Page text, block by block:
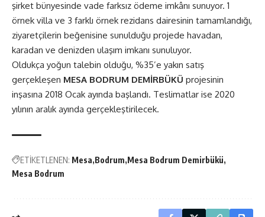
şirket bünyesinde vade farksız ödeme imkânı sunuyor. 1
örnek villa ve 3 farklı örnek rezidans dairesinin tamamlandığı,
ziyaretçilerin beğenisine sunulduğu projede havadan,
karadan ve denizden ulaşım imkanı sunuluyor.
Oldukça yoğun talebin olduğu, %35’e yakın satış
gerçekleşen MESA BODRUM DEMİRBÜKÜ projesinin
inşasına 2018 Ocak ayında başlandı. Teslimatlar ise 2020
yılının aralık ayında gerçekleştirilecek.
ETİKETLENEN: Mesa Bodrum Mesa Bodrum Demirbükü
Mesa Bodrum